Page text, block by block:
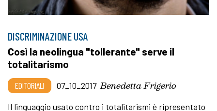
DISCRIMINAZIONE USA
Così la neolingua "tollerante" serve il
totalitarismo
EDITORIALI 07_10_2017 Benedetta Frigerio
Il linguaggio usato contro i totalitarismi è ripresentato